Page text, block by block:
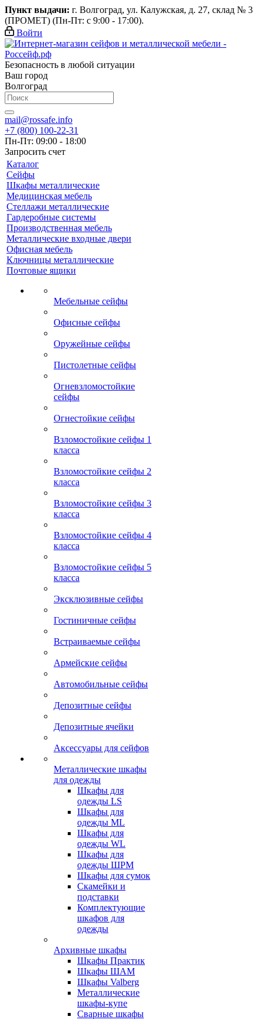
Пункт выдачи: г. Волгоград, ул. Калужская, д. 27, склад № 3
(ПРОМЕТ) (Пн-Пт: с 9:00 - 17:00).
Войти
Безопасность в любой ситуации
Ваш город
Волгоград
mail@rossafe.info
+7 (800) 100-22-31
Пн-Пт: 09:00 - 18:00
Запросить счет
Каталог
Сейфы
Шкафы металлические
Медицинская мебель
Стеллажи металлические
Гардеробные системы
Производственная мебель
Металлические входные двери
Офисная мебель
Ключницы металлические
Почтовые ящики
Мебельные сейфы
Офисные сейфы
Оружейные сейфы
Пистолетные сейфы
Огневзломостойкие
сейфы
Огнестойкие сейфы
Взломостойкие сейфы 1
класса
Взломостойкие сейфы 2
класса
Взломостойкие сейфы 3
класса
Взломостойкие сейфы 4
класса
Взломостойкие сейфы 5
класса
Эксклюзивные сейфы
Гостиничные сейфы
Встраиваемые сейфы
Армейские сейфы
Автомобильные сейфы
Депозитные сейфы
Депозитные ячейки
Аксессуары для сейфов
Металлические шкафы
для одежды
Шкафы для
одежды LS
Шкафы для
одежды ML
Шкафы для
одежды WL
Шкафы для
одежды ШРМ
Шкафы для сумок
Скамейки и
подставки
Комплектующие
шкафов для
одежды
Архивные шкафы
Шкафы Практик
Шкафы ШАМ
Шкафы Valberg
Металлические
шкафы-купе
Сварные шкафы